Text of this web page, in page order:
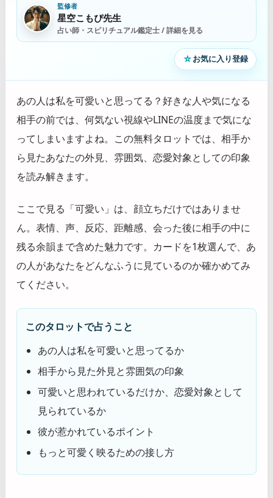
監修者
星空こもぴ先生
占い師・スピリチュアル鑑定士 / 詳細を見る
☆お気に入り登録
あの人は私を可愛いと思ってる？好きな人や気になる
相手の前では、何気ない視線やLINEの温度まで気にな
ってしまいますよね。この無料タロットでは、相手か
ら見たあなたの外見、雰囲気、恋愛対象としての印象
を読み解きます。
ここで見る「可愛い」は、顔立ちだけではありませ
ん。表情、声、反応、距離感、会った後に相手の中に
残る余韻まで含めた魅力です。カードを1枚選んで、あ
の人があなたをどんなふうに見ているのか確かめてみ
てください。
このタロットで占うこと
あの人は私を可愛いと思ってるか
相手から見た外見と雰囲気の印象
可愛いと思われているだけか、恋愛対象として
見られているか
彼が惹かれているポイント
もっと可愛く映るための接し方